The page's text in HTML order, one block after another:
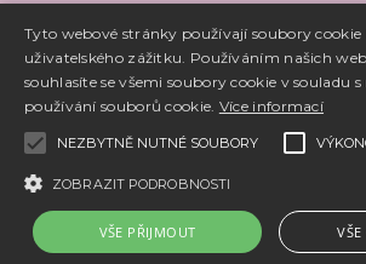
e-shopuapronájem e-shopu
Tyto webové stránky používají soubory cookie
uživatelského zážitku. Používáním našich
souhlasíte se všemi soubory cookie v souladu
používání souborů cookie. Více informací
NEZBYTNĚ NUTNÉ SOUBORY
ZOBRAZIT PODROBNOSTI
VŠE PŘIJMOUT